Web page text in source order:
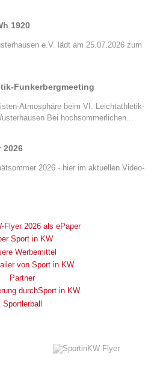
1920
e.V. lädt am 25.07.2026 zum
Funkerbergmeeting
Atmosphäre beim VI. Leichtathletik-
Bei hochsommerlichen...
2026
2026 - hier im aktuellen Video-
Flyer 2026 als ePaper
Sport in KW
Werbemittel
von Sport in KW
Partner
durchSport in KW
Sportlerball